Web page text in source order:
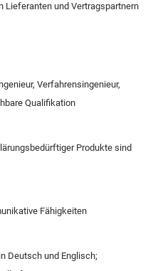
Lieferanten und Vertragspartnern
Verfahrensingenieur,
Qualifikation
Produkte sind
Fähigkeiten
Deutsch und Englisch;